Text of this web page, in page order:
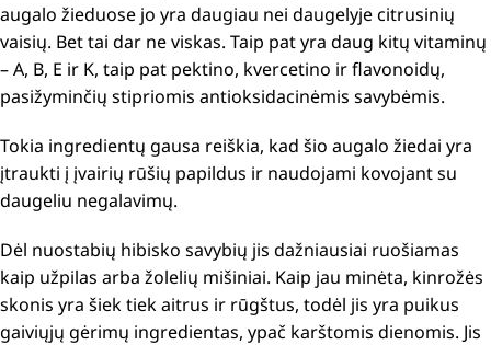
augalo žieduose jo yra daugiau nei daugelyje citrusinių
vaisių. Bet tai dar ne viskas. Taip pat yra daug kitų vitaminų
– A, B, E ir K, taip pat pektino, kvercetino ir flavonoidų,
pasižyminčių stipriomis antioksidacinėmis savybėmis.
Tokia ingredientų gausa reiškia, kad šio augalo žiedai yra
įtraukti į įvairių rūšių papildus ir naudojami kovojant su
daugeliu negalavimų.
Dėl nuostabių hibisko savybių jis dažniausiai ruošiamas
kaip užpilas arba žolelių mišiniai. Kaip jau minėta, kinrožės
skonis yra šiek tiek aitrus ir rūgštus, todėl jis yra puikus
gaiviųjų gėrimų ingredientas, ypač karštomis dienomis. Jis